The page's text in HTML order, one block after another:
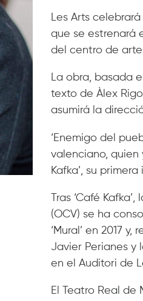
Les Arts
que se estrenará
del centro de
La obra, basada
texto de Àlex
asumirá la
‘Enemigo del
valenciano, quien
Kafka’, su
Tras ‘Café
(OCV) se ha
‘Mural’ en 2017
Javier Perianes y
en el Auditori de
El Teatro Real de